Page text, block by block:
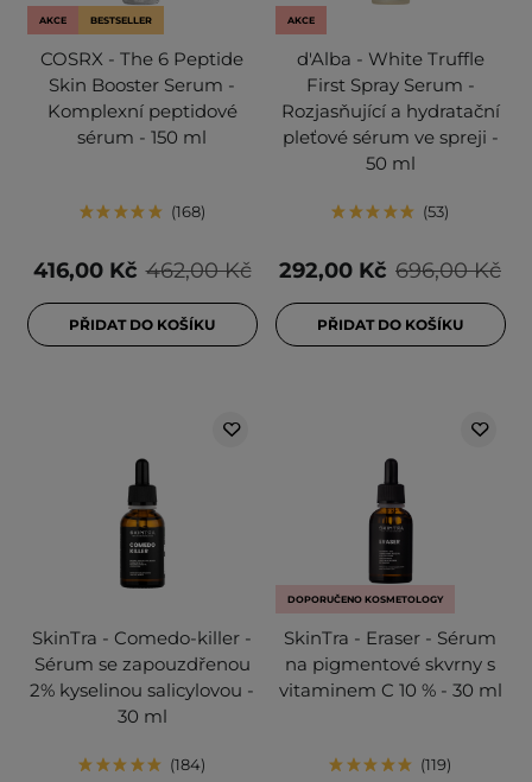
AKCE BESTSELLER
COSRX - The 6 Peptide
Skin Booster Serum -
Komplexní peptidové
sérum - 150 ml
168
462,00 Kč
416,00 Kč
PŘIDAT DO KOŠÍKU
AKCE
d'Alba - White Truffle
First Spray Serum -
Rozjasňující a hydratační
pleťové sérum ve spreji -
50 ml
53
696,00 Kč
292,00 Kč
PŘIDAT DO KOŠÍKU
SkinTra - Comedo-killer -
Sérum se zapouzdřenou
2% kyselinou salicylovou -
30 ml
184
DOPORUČENO KOSMETOLOGY
SkinTra - Eraser - Sérum
na pigmentové skvrny s
vitaminem C 10 % - 30 ml
119